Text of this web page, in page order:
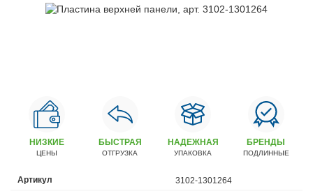
+7 (4162) 22-95-09
Запчасти
+7 (4162) 22-95-79
Сервисный центр
+7 (4162) 22–95–69
НИЗКИЕ
ЦЕНЫ
БЫСТРАЯ
ОТГРУЗКА
НАДЕЖНАЯ
УПАКОВКА
БРЕНДЫ
ПОДЛИННЫЕ
Артикул
3102-1301264